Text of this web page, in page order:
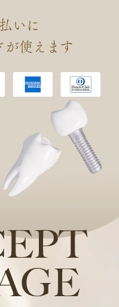
ンプラント学
プラント専門
いに
が使えます